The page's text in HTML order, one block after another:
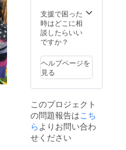
ます。
体
験日時
です
月中旬
から12
月上旬
までで
たは午
後に体
験して
もらい
ます。
降には
お届け
出来る
と思い
す。
な
お、吊
るし柿
ついて
はロッ
トに
よって
多少の
支援で困った
時はどこに相
談したらいい
ですか？
ヘルプページを
見る
このプロジェクト
の問題報告はこち
ら よりお問い合わ
せください